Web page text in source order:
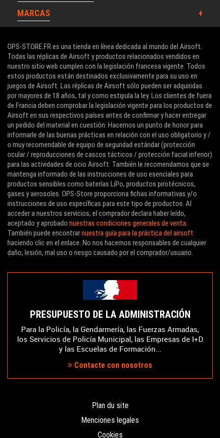
MARCAS
OPS-STORE.FR es una tienda en línea dedicada al mundo del Airsoft.
Todas las réplicas de Airsoft y productos relacionados vendidos en
nuestro sitio web cumplen con la legislación francesa vigente. Todos
estos productos están destinados exclusivamente para su uso en
juegos de Airsoft. Las réplicas de Airsoft sólo pueden ser adquiridas
por mayores de 18 años, tal y como estipula la ley. Los clientes de fuera
de Francia deben comprobar la legislación vigente para los productos de
Airsoft en sus respectivos países antes de confirmar y hacer entregar
un pedido del material en cuestión. Hacemos un punto de honor para
informarle de las buenas prácticas en relación con el uso obligatorio y /
o muy recomendable de equipo de seguridad estándar (protección
ocular / reproducciones de cascos tácticos / protección facial inferior)
para las actividades de ocio Airsoft. También le recomendamos que se
mantenga informado de las instrucciones de uso esenciales para
productos sensibles como baterías LiPo, productos pirotécnicos,
gases y aerosoles. OPS-Store proporciona fichas informativas y/o
instrucciones de uso específicas para este tipo de productos. Al
acceder a nuestros servicios, el comprador declara haber leído,
aceptado y aprobado nuestras condiciones generales de venta.
También puede encontrarnuestra guía para la práctica del airsoft
haciendo clic en el enlace. No nos hacemos responsables de cualquier
daño, lesión, mal uso o riesgo causado por el comprador/usuario.
PRESUPUESTO DE LA ADMINISTRACIÓN
Para la Policía, la Gendarmería, las Fuerzas Armadas,
los Servicios de Policía Municipal, las Empresas de I+D
y las Escuelas de Formación...
Contacte con nosotros
Plan du site
Menciones legales
Cookies